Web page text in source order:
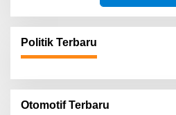
Politik Terbaru
Otomotif Terbaru